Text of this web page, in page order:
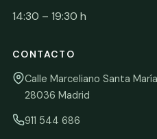
14:30 – 19:30 h
CONTACTO
Calle Marceliano Santa María
28036 Madrid
911 544 686